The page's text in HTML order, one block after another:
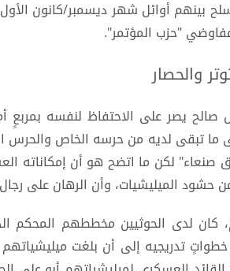
"حزب المؤتمر".
والحصار
صالح يصر على الاحتفاظ لنفسه
ما تبقى لديه من حرسه الخاص والحرس
لكن ما اتضح هو أن إمكاناته
حشود الميليشيات، وأن الرهان على
كان لدى الحوثيين مخططهم المحكم
خطواتٍ تدريجيه إلى أن بلغت